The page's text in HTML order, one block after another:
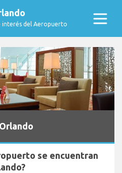
interés del Aeropuerto
se encuentran